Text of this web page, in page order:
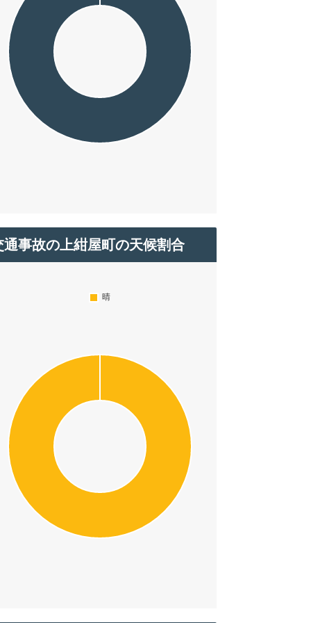
通事故の上紺屋町の天候割合